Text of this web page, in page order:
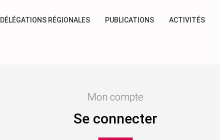
DÉLÉGATIONS RÉGIONALES PUBLICATIONS ACTIVITÉS
Mon compte
Se connecter